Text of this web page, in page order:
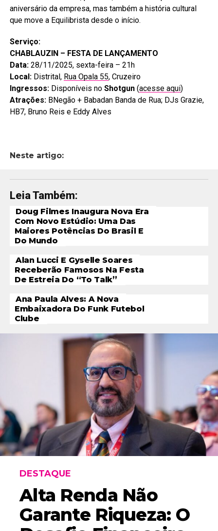
aniversário da empresa, mas também a história cultural
que move a Equilibrista desde o início.
Serviço:
CHABLAUZIN – FESTA DE LANÇAMENTO
Data: 28/11/2025, sexta-feira – 21h
Local: Distrital, Rua Opala 55, Cruzeiro
Ingressos: Disponíveis no Shotgun (acesse aqui)
Atrações: BNegão + Babadan Banda de Rua; DJs Grazie,
HB7, Bruno Reis e Eddy Alves
Neste artigo:
Leia Também:
Doug Filmes Inaugura Nova Era
Com Novo Estúdio: Uma Das
Maiores Potências Do Brasil E
Do Mundo
Alan Lucci E Gyselle Soares
Receberão Famosos Na Festa
De Estreia Do “To Talk”
Ana Paula Alves: A Nova
Embaixadora Do Funk Futebol
Clube
DESTAQUE
Alta Renda Não
Garante Riqueza: O